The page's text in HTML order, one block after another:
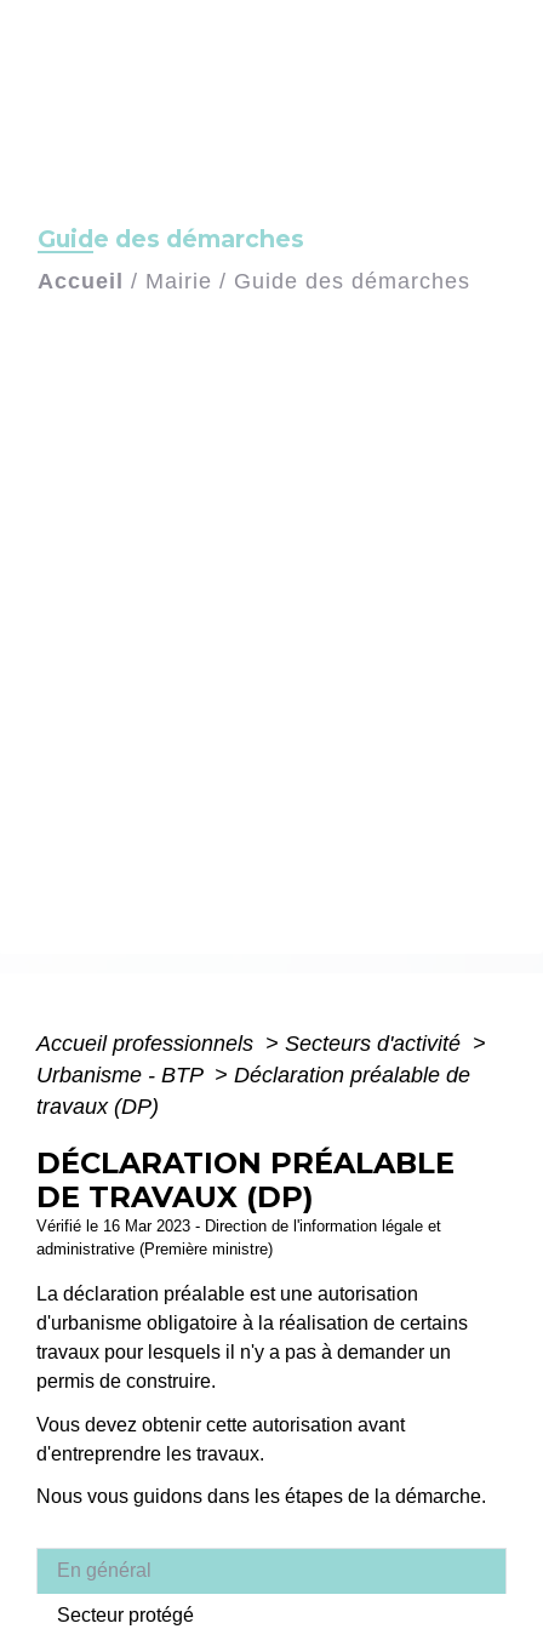
Guide des démarches
Accueil / Mairie / Guide des démarches
Accueil professionnels > Secteurs d'activité >
Urbanisme - BTP > Déclaration préalable de
travaux (DP)
DÉCLARATION PRÉALABLE
DE TRAVAUX (DP)
Vérifié le 16 Mar 2023 - Direction de l'information légale et
administrative (Première ministre)
La déclaration préalable est une autorisation
d'urbanisme obligatoire à la réalisation de certains
travaux pour lesquels il n'y a pas à demander un
permis de construire.
Vous devez obtenir cette autorisation avant
d'entreprendre les travaux.
Nous vous guidons dans les étapes de la démarche.
En général
Secteur protégé